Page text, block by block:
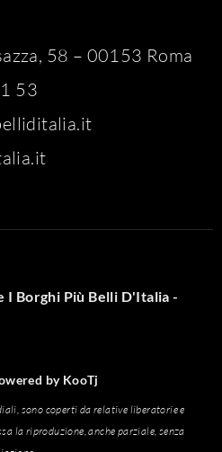
58 – 00153 Roma
53
I Borghi Più Belli D'Italia -
byKooTj
sono coperti da relative liberatorie e
la riproduzione, anche parziale, senza